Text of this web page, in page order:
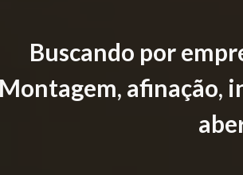
Buscando por
Montagem, afinação,